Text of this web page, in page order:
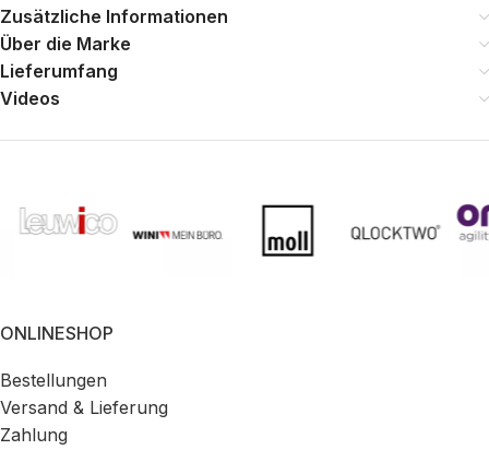
Zusätzliche Informationen
Über die Marke
Lieferumfang
Videos
ONLINESHOP
Bestellungen
Versand & Lieferung
Zahlung